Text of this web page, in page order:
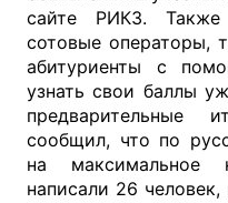
сайте РИКЗ. Также
сотовые операторы,
абитуриенты с
узнать свои баллы
предварительные
сообщил, что по
на максимальное
написали 26